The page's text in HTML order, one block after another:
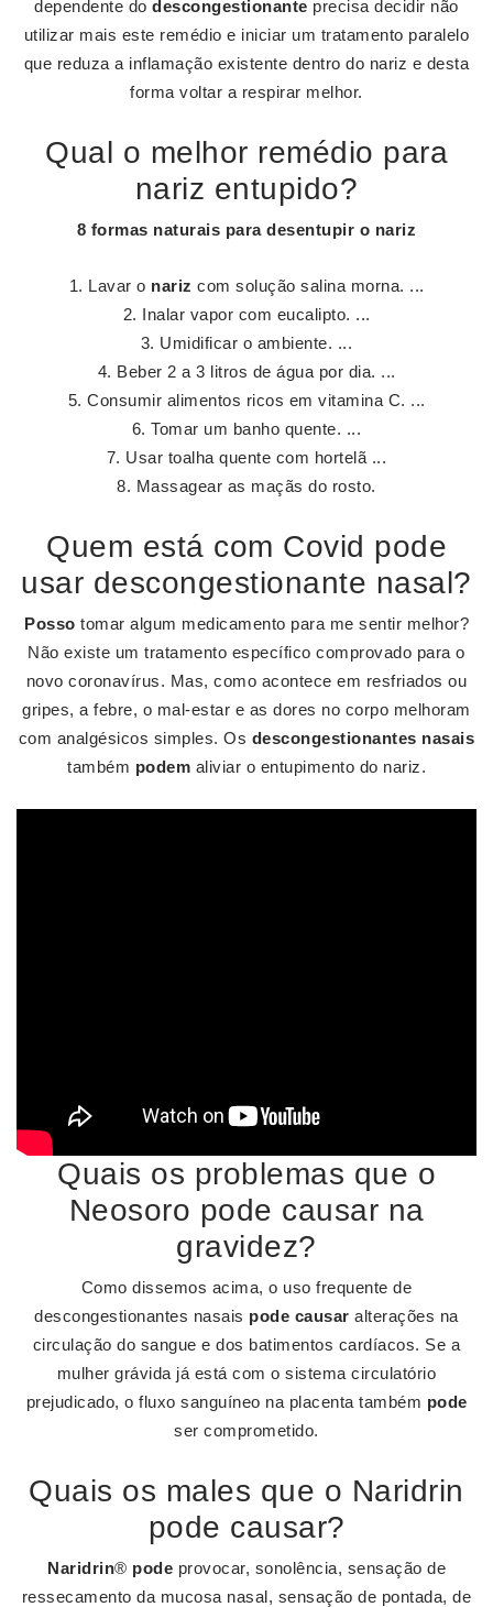
dependente dodescongestionante precisa decidir não
utilizar mais este remédio e iniciar um tratamento paralelo
que reduza a inflamação existente dentro do nariz e desta
forma voltar a respirar melhor.
Qual o melhor remédio para
nariz entupido?
8 formas naturais para desentupir o nariz
Lavar o nariz com solução salina morna. ...
Inalar vapor com eucalipto. ...
Umidificar o ambiente. ...
Beber 2 a 3 litros de água por dia. ...
Consumir alimentos ricos em vitamina C. ...
Tomar um banho quente. ...
Usar toalha quente com hortelã ...
Massagear as maçãs do rosto.
Quem está com Covid pode
usar descongestionante nasal?
Posso tomar algum medicamento para me sentir melhor?
Não existe um tratamento específico comprovado para o
novo coronavírus. Mas, como acontece em resfriados ou
gripes, a febre, o mal-estar e as dores no corpo melhoram
com analgésicos simples. Os descongestionantes nasais
também podem aliviar o entupimento do nariz.
Quais os problemas que o
Neosoro pode causar na
gravidez?
Como dissemos acima, o uso frequente de
descongestionantes nasais pode causar alterações na
circulação do sangue e dos batimentos cardíacos. Se a
mulher grávida já está com o sistema circulatório
prejudicado, o fluxo sanguíneo na placenta também pode
ser comprometido.
Quais os males que o Naridrin
pode causar?
Naridrin® pode provocar, sonolência, sensação de
ressecamento da mucosa nasal, sensação de pontada, de